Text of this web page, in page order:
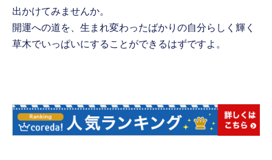
出かけてみませんか。
開運への道を、生まれ変わったばかりの自分らしく輝く
草木でいっぱいにすることができるはずですよ。